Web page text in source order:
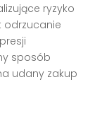
ryzyko
odrzucanie
sposób
udany zakup